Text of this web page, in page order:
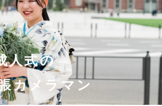
人式の
カメラマン